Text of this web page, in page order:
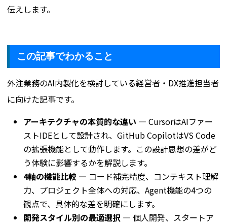
伝えします。
この記事でわかること
外注業務のAI内製化を検討している経営者・DX推進担当者
に向けた記事です。
アーキテクチャの本質的な違い — CursorはAIファー
ストIDEとして設計され、GitHub CopilotはVS Code
の拡張機能として動作します。この設計思想の差がど
う体験に影響するかを解説します。
4軸の機能比較 — コード補完精度、コンテキスト理解
力、プロジェクト全体への対応、Agent機能の4つの
観点で、具体的な差を明確にします。
開発スタイル別の最適選択 — 個人開発、スタートア